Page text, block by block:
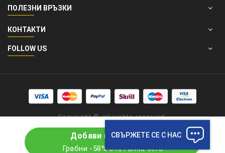
Добави в количката
Грабни -58% отстъпка сега
ПОЛЕЗНИ ВРЪЗКИ
КОНТАКТИ
FOLLOW US
Copyright © all rights reserved.
СВЪРЖЕТЕ СЕ С НАС